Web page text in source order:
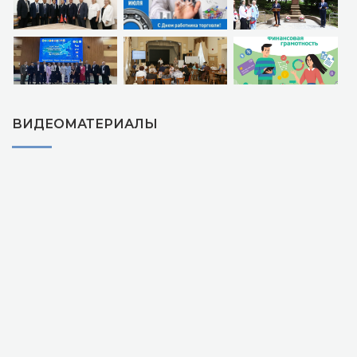
ВИДЕОМАТЕРИАЛЫ